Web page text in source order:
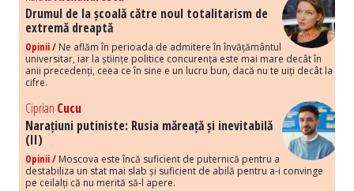
Drumul de la școală către noul totalitarism de
extremă dreaptă
Opinii / Ne aflăm în perioada de admitere în învățământul
universitar, iar la științe politice concurența este mai mare decât în
anii precedenți, ceea ce în sine e un lucru bun, dacă nu te uiți decât la
cifre.
Ciprian Cucu
Narațiuni putiniste: Rusia măreață și inevitabilă
(II)
Opinii / Moscova este încă suficient de puternică pentru a
destabiliza un stat mai slab și suficient de abilă pentru a-i convinge
pe ceilalți că nu merită să-l apere.